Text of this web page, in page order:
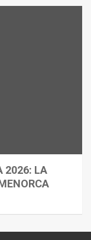
2026: LA